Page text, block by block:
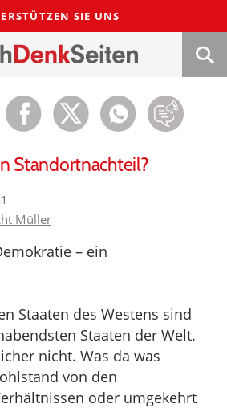
SIE UNS
Standortnachteil?
Müller
– ein
Staaten des Westens sind
Staaten der Welt.
nicht. Was da was
von den
oder umgekehrt